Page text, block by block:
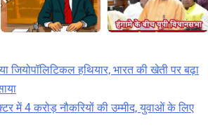
जियोपॉलिटिकल हथियार, भारत की खेती पर बढ़ा
में 4 करोड़ नौकरियों की उम्मीद, युवाओं के लिए